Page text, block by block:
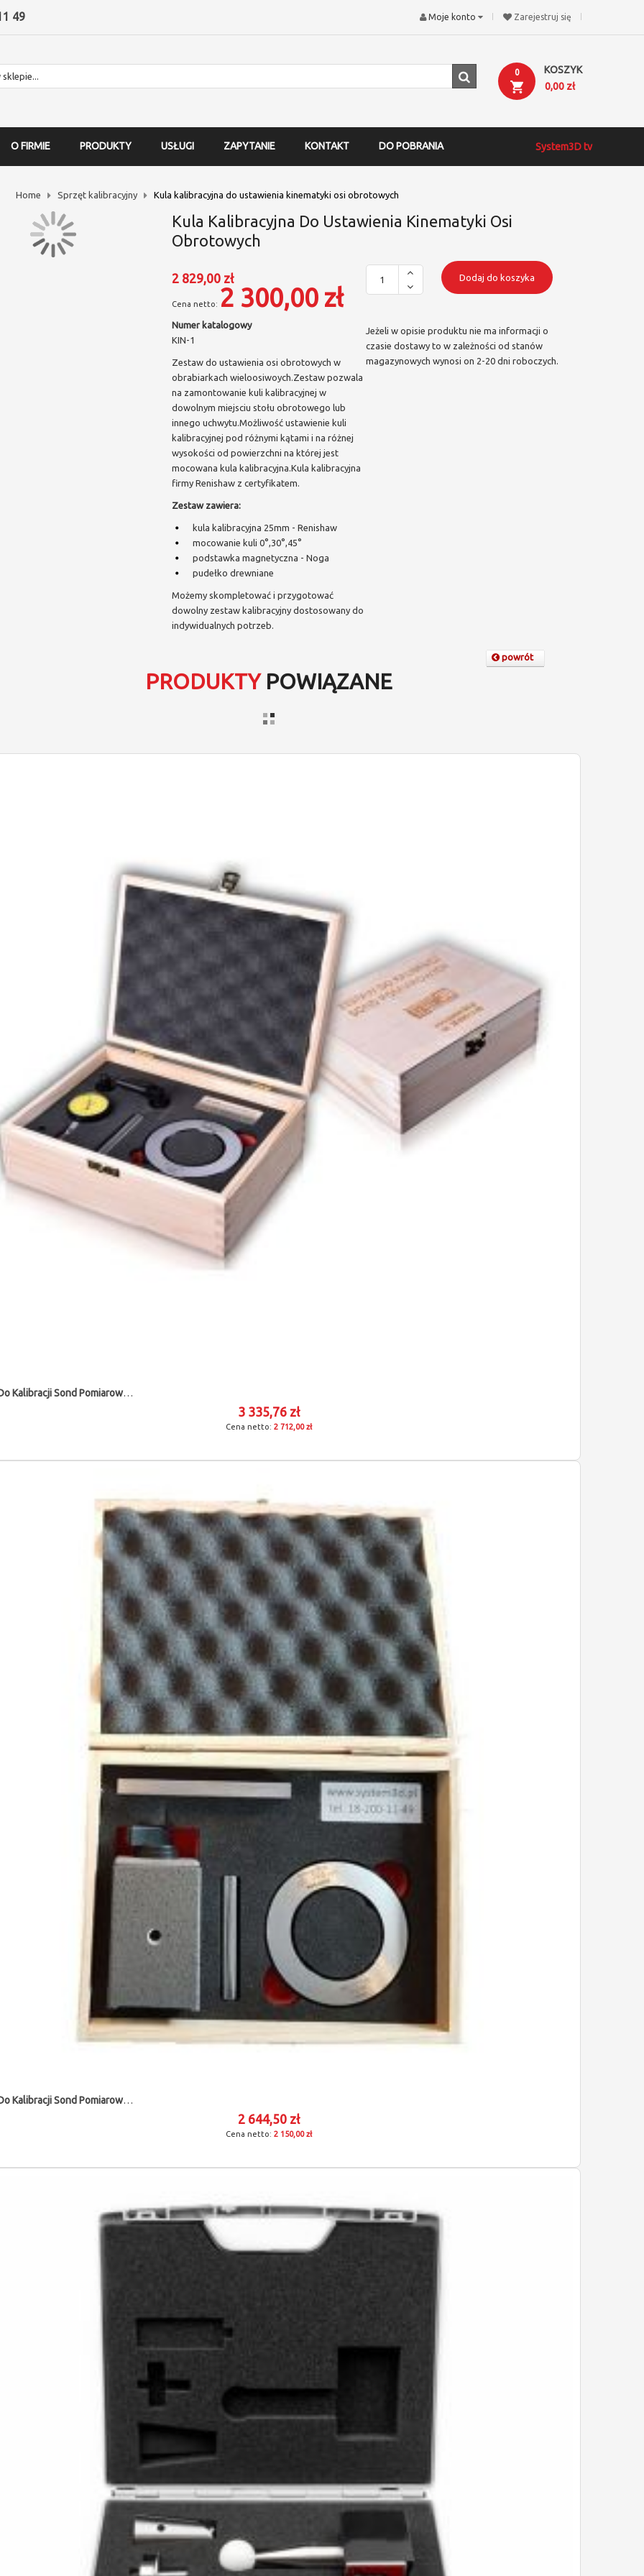
49 Zarejestruj się
Moje konto
KOSZYK
0
0,00 zł
O FIRMIE PRODUKTY USŁUGI ZAPYTANIE KONTAKT DO POBRANIA System3D tv
Home Sprzęt kalibracyjny Kula kalibracyjna do ustawienia kinematyki osi obrotowych
Kula Kalibracyjna Do Ustawienia Kinematyki Osi
Obrotowych
2 829,00 zł
2 300,00 zł
Numer katalogowy
KIN-1
Zestaw do ustawienia osi obrotowych w
obrabiarkach wieloosiwoych.Zestaw pozwala
na zamontowanie kuli kalibracyjnej w
dowolnym miejsciu stołu obrotowego lub
innego uchwytu.Możliwość ustawienie kuli
kalibracyjnej pod różnymi kątami i na różnej
wysokości od powierzchni na której jest
mocowana kula kalibracyjna.Kula kalibracyjna
firmy Renishaw z certyfikatem.
Zestaw zawiera:
kula kalibracyjna 25mm - Renishaw
mocowanie kuli 0°,30°,45°
podstawka magnetyczna - Noga
pudełko drewniane
Możemy skompletować i przygotować
dowolny zestaw kalibracyjny dostosowany do
indywidualnych potrzeb.
Dodaj do koszyka
Jeżeli w opisie produktu nie ma informacji o
czasie dostawy to w zależności od stanów
magazynowych wynosi on 2-20 dni roboczych.
powrót
PRODUKTYPOWIĄZANE
Zestaw Do Kalibracji Sond Pomiarowych SYSTEM 3D
3 335,76 zł
2 712,00 zł
Zestaw Do Kalibracji Sond Pomiarowych SYSTEM 3D
2 644,50 zł
2 150,00 zł